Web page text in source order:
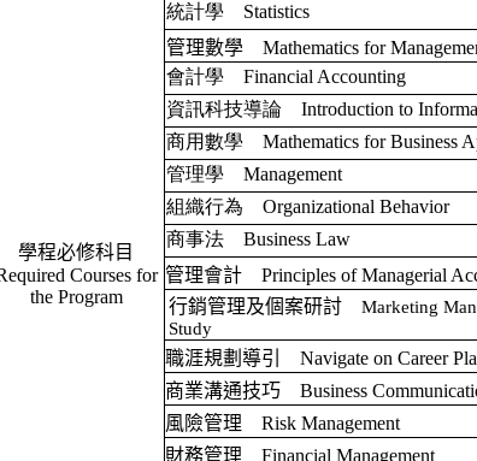
學程必修科目
Courses for
the Program
統計學
Statistics
管理數學 Mathematics for
會計學
Financial Accounting
資訊科技導論
Introduction to
商用數學
Mathematics for Business
管理學
Management
組織行為
Organizational Behavior
商事法
Business Law
管理會計Principles of Managerial
行銷管理及個案研討Marketing
Study
職涯規劃導引Navigate on Career
商業溝通技巧Business
風險管理Risk Management
財務管理Financial Management